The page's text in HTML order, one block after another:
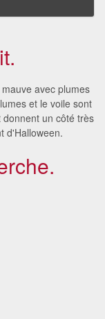
avec plumes
et le voile sont
un côté très
d'Halloween.